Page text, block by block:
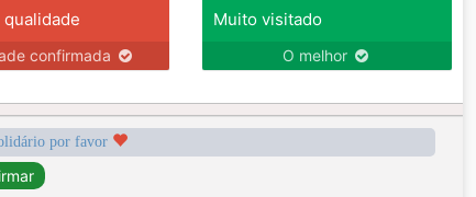
confirmada
Muito visitado
O melhor
por favor